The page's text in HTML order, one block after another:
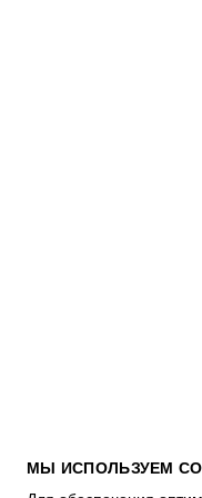
МЫ ИСПОЛЬЗУЕМ
ПОКУПАТЕЛЯМ